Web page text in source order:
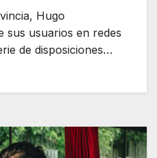
Hugo
sus usuarios en redes
de disposiciones…